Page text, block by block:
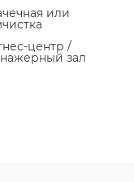
или
центр /
зал